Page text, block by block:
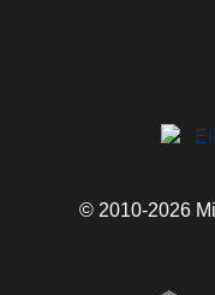
© 2010-2026